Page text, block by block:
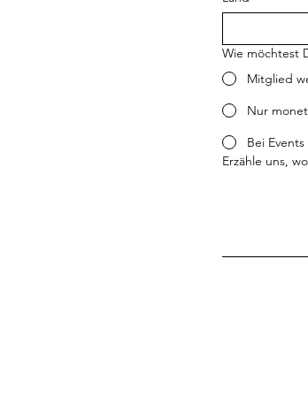
Wie möchtest
Mitglied
Nur
Bei
Erzähle uns,